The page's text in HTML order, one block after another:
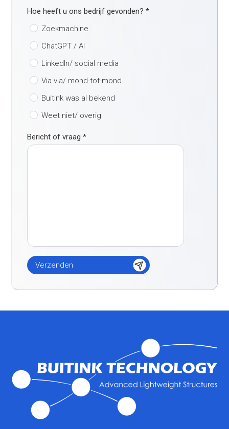
Hoe heeft u ons bedrijf gevonden?*
Zoekmachine
ChatGPT / AI
LinkedIn/ social media
Via via/ mond-tot-mond
Buitink was al bekend
Weet niet/ overig
Bericht of vraag*